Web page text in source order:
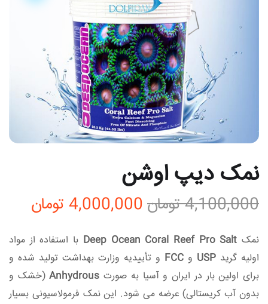
نمک دیپ اوشن
4,100,000تومان 4,000,000 تومان
نمک Deep Ocean Coral Reef Pro Salt با استفاده از مواد
اولیه گرید USP و FCC و تأییدیه وزارت بهداشت تولید شده و
برای اولین بار در ایران و آسیا به‌ صورت Anhydrous(خشک و
بدون آب کریستالی) عرضه می‌ شود. این نمک فرمولاسیونی بسیار